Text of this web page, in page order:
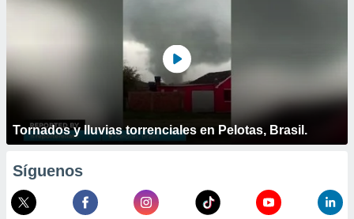
Tornados y lluvias torrenciales en Pelotas, Brasil.
Síguenos